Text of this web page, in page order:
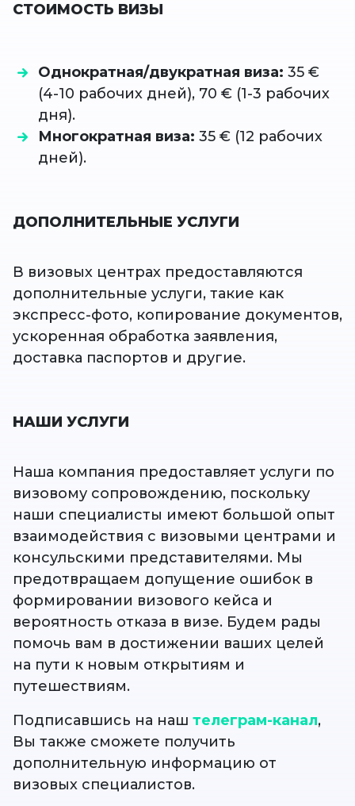
СТОИМОСТЬ ВИЗЫ
Однократная/двукратная виза: 35 €
(4-10 рабочих дней), 70 € (1-3 рабочих
дня).
Многократная виза: 35 € (12 рабочих
дней).
ДОПОЛНИТЕЛЬНЫЕ УСЛУГИ
В визовых центрах предоставляются
дополнительные услуги, такие как
экспресс-фото, копирование документов,
ускоренная обработка заявления,
доставка паспортов и другие.
НАШИ УСЛУГИ
Наша компания предоставляет услуги по
визовому сопровождению, поскольку
наши специалисты имеют большой опыт
взаимодействия с визовыми центрами и
консульскими представителями. Мы
предотвращаем допущение ошибок в
формировании визового кейса и
вероятность отказа в визе. Будем рады
помочь вам в достижении ваших целей
на пути к новым открытиям и
путешествиям.
Подписавшись на наш телеграм-канал,
Вы также сможете получить
дополнительную информацию от
визовых специалистов.